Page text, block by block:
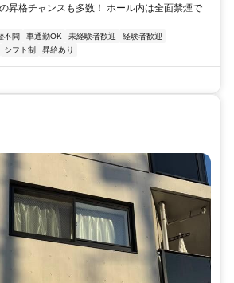
昇格チャンスも多数！ ホール内は全面禁煙で
不問 車通勤OK 未経験者歓迎
経験者歓迎
シフト制 昇給あり